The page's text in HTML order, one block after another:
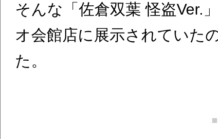
そんな「佐倉双葉 怪盗Ver.
オ会館店に展示されていた
た。